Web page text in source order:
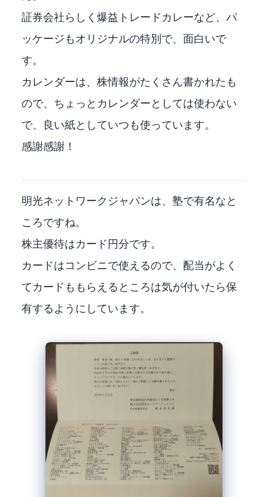
証券会社らしく"爆益トレードカレー"など、パ
ッケージもオリジナルの特別で、面白いで
す。
カレンダーは、株情報がたくさん書かれたも
ので、ちょっとカレンダーとしては使わない
で、"良い紙"としていつも使っています。
感謝感謝！
明光ネットワークジャパンは、塾で有名なと
ころですね。
株主優待はQUOカード1500円分です。
QUOカードはコンビニで使えるので、配当がよく
てQUOカードももらえるところは気が付いたら保
有するようにしています。